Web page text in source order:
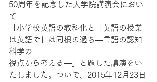
50周年を記念した大学院講演会におい
て
「小学校英語の教科化と「英語の授業
は英語で」は同根の過ち—言語の認知
科学の
視点から考える—」と題した講演をい
たしました。ついで、2015年12月23日